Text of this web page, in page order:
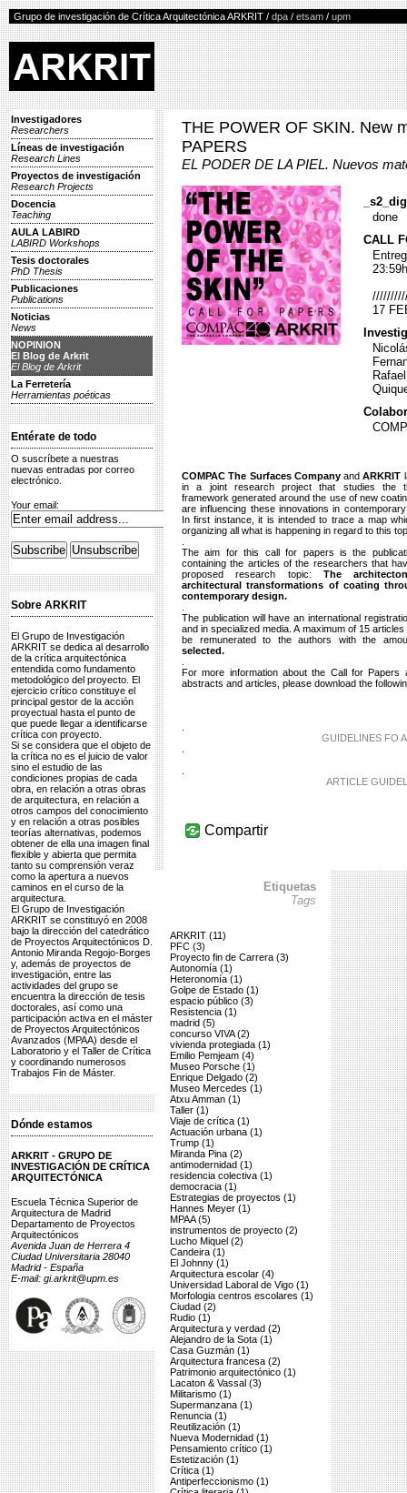
Grupo de investigación de Crítica Arquitectónica ARKRIT / dpa / etsam / upm
Investigadores
Researchers
Líneas de investigación
Research Lines
Proyectos de investigación
Research Projects
Docencia
Teaching
AULA LABIRD
LABIRD Workshops
Tesis doctorales
PhD Thesis
Publicaciones
Publications
Noticias
News
NOPINION
El Blog de Arkrit
El Blog de Arkrit
La Ferretería
Herramientas poéticas
Entérate de todo
O suscríbete a nuestras
nuevas entradas por correo
electrónico.
Your email:
Sobre ARKRIT
El Grupo de Investigación
ARKRIT se dedica al desarrollo
de la crítica arquitectónica
entendida como fundamento
metodológico del proyecto. El
ejercicio crítico constituye el
principal gestor de la acción
proyectual hasta el punto de
que puede llegar a identificarse
crítica con proyecto.
Si se considera que el objeto de
la crítica no es el juicio de valor
sino el estudio de las
condiciones propias de cada
obra, en relación a otras obras
de arquitectura, en relación a
otros campos del conocimiento
y en relación a otras posibles
teorías alternativas, podemos
obtener de ella una imagen final
flexible y abierta que permita
tanto su comprensión veraz
como la apertura a nuevos
caminos en el curso de la
arquitectura.
El Grupo de Investigación
ARKRIT se constituyó en 2008
bajo la dirección del catedrático
de Proyectos Arquitectónicos D.
Antonio Miranda Regojo-Borges
y, además de proyectos de
investigación, entre las
actividades del grupo se
encuentra la dirección de tesis
doctorales, así como una
participación activa en el máster
de Proyectos Arquitectónicos
Avanzados (MPAA) desde el
Laboratorio y el Taller de Crítica
y coordinando numerosos
Trabajos Fin de Máster.
Dónde estamos
ARKRIT - GRUPO DE
INVESTIGACIÓN DE CRÍTICA
ARQUITECTÓNICA
Escuela Técnica Superior de
Arquitectura de Madrid
Departamento de Proyectos
Arquitectónicos
Avenida Juan de Herrera 4
Ciudad Universitaria 28040
Madrid - España
E-mail: gi.arkrit@upm.es
THE POWER OF SKIN. New
PAPERS
EL PODER DE LA PIEL. Nuevos
done
CALL
17
COMPAC The Surfaces CompanyandARKRIT
in a joint research project that studies the
framework generated around the use of new
are influencing these innovations in
In first instance, it is intended to trace a map
organizing all what is happening in regard to this
The aim for this call for papers is the
containing the articles of the researchers that
proposed research topic: The
architectural transformations of coating
contemporary design.
The publication will have an international
and in specialized media. A maximum of 15
be remunerated to the authors with the
selected.
For more information about the Call for Papers
abstracts and articles, please download the
GUIDELINES FO
ARTICLE
Compartir
Etiquetas
Tags
ARKRIT (11)
PFC (3)
Proyecto fin de Carrera (3)
Autonomía (1)
Heteronomía (1)
Golpe de Estado (1)
espacio público (3)
Resistencia (1)
madrid (5)
concurso VIVA (2)
vivienda protegiada (1)
Emilio Pemjeam (4)
Museo Porsche (1)
Enrique Delgado (2)
Museo Mercedes (1)
Atxu Amman (1)
Taller (1)
Viaje de crítica (1)
Actuación urbana (1)
Trump (1)
Miranda Pina (2)
antimodernidad (1)
residencia colectiva (1)
democracia (1)
Estrategias de proyectos (1)
Hannes Meyer (1)
MPAA (5)
instrumentos de proyecto (2)
Lucho Miquel (2)
Candeira (1)
El Johnny (1)
Arquitectura escolar (4)
Universidad Laboral de Vigo (1)
Morfologia centros escolares (1)
Ciudad (2)
Rudio (1)
Arquitectura y verdad (2)
Alejandro de la Sota (1)
Casa Guzmán (1)
Arquitectura francesa (2)
Patrimonio arquitectónico (1)
Lacaton & Vassal (3)
Militarismo (1)
Supermanzana (1)
Renuncia (1)
Reutilización (1)
Nueva Modernidad (1)
Pensamiento crítico (1)
Estetización (1)
Crítica (1)
Antiperfeccionismo (1)